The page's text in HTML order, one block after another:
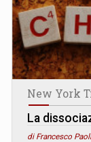
New York
La
di Francesco